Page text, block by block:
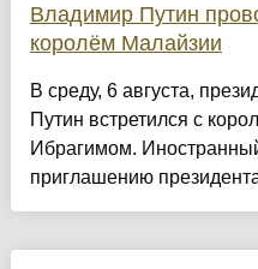
Владимир Путин
королём Малайзии
В среду, 6 августа,
Путин встретился с
Ибрагимом.
приглашению